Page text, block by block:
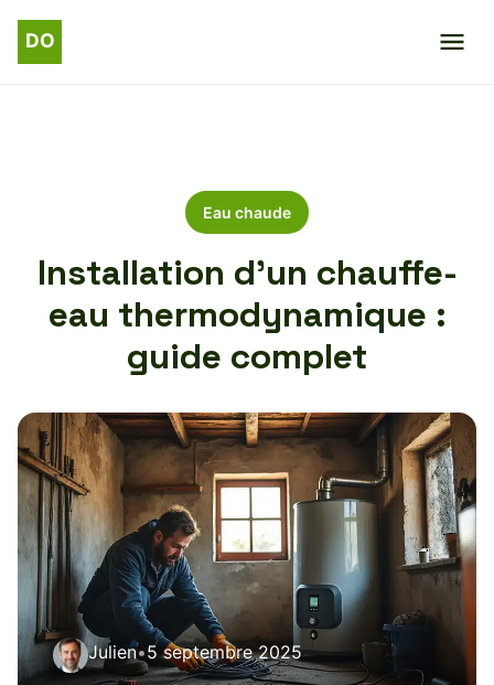
Eau chaude
Installation d’un chauffe-
eau thermodynamique :
guide complet
Julien•5 septembre 2025